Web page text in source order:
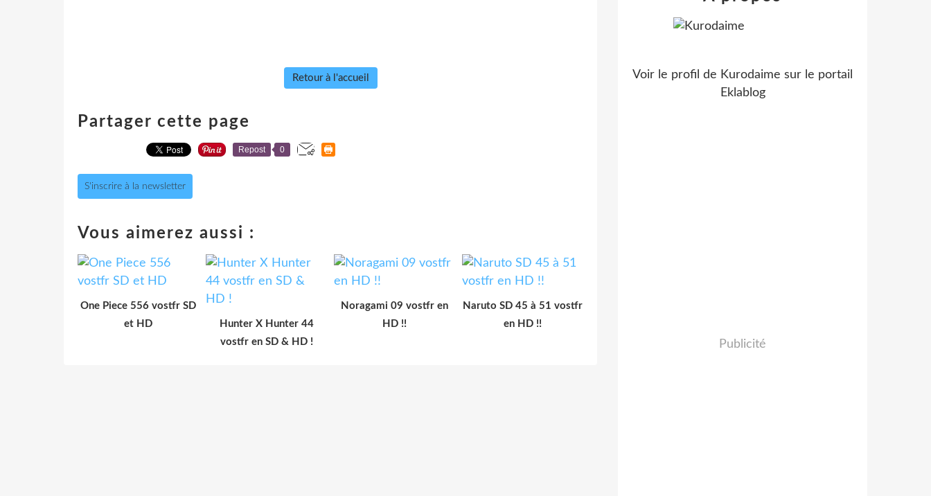
Retour à l'accueil
Partager cette page
Repost 0
S'inscrire à la newsletter
Vous aimerez aussi :
One Piece 556 vostfr SD
et HD
Hunter X Hunter 44
vostfr en SD & HD !
Noragami 09 vostfr en
HD !!
Naruto SD 45 à 51 vostfr
en HD !!
Voir le profil de Kurodaime sur le portail
Eklablog
Publicité